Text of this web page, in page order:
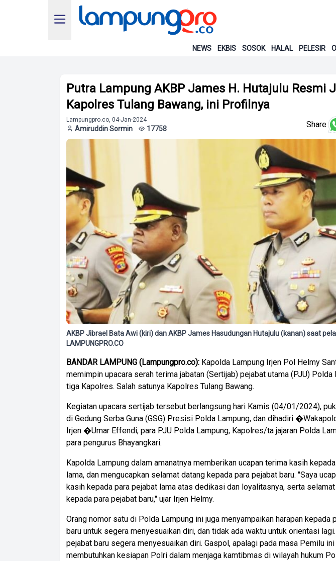
NEWS EKBIS SOSOK HALAL PELESIR
Putra Lampung AKBP James H. Hutajulu Resmi
Kapolres Tulang Bawang, ini Profilnya
Lampungpro.co, 04-Jan-2024
Amiruddin Sormin 17758 Share
AKBP Jibrael Bata Awi (kiri) dan AKBP James Hasudungan Hutajulu (kanan) saat
LAMPUNGPRO.CO
BANDAR LAMPUNG (Lampungpro.co): Kapolda Lampung Irjen Pol Helmy
memimpin upacara serah terima jabatan (Sertijab) pejabat utama (PJU) Polda
tiga Kapolres. Salah satunya Kapolres Tulang Bawang.
Kegiatan upacara sertijab tersebut berlangsung hari Kamis (04/01/2024),
di Gedung Serba Guna (GSG) Presisi Polda Lampung, dan dihadiri
Irjen �Umar Effendi, para PJU Polda Lampung, Kapolres/ta jajaran Polda
para pengurus Bhayangkari.
Kapolda Lampung dalam amanatnya memberikan ucapan terima kasih
lama, dan mengucapkan selamat datang kepada para pejabat baru. "Saya
kasih kepada para pejabat lama atas dedikasi dan loyalitasnya, serta
kepada para pejabat baru," ujar Irjen Helmy.
Orang nomor satu di Polda Lampung ini juga menyampaikan harapan kepada
baru untuk segera menyesuaikan diri, dan tidak ada waktu untuk orientasi
pejabat baru segera menyesuaikan diri. Gaspol, apalagi pada masa Pemilu
membutuhkan kesiapan Polri dalam menjaga kamtibmas di wilayah hukum